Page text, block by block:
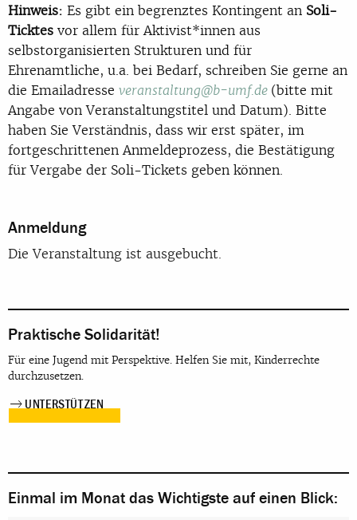
Hinweis: Es gibt ein begrenztes Kontingent an Soli-
Ticktes vor allem für Aktivist*innen aus
selbstorganisierten Strukturen und für
Ehrenamtliche, u.a. bei Bedarf, schreiben Sie gerne an
die Emailadresse veranstaltung@b-umf.de (bitte mit
Angabe von Veranstaltungstitel und Datum). Bitte
haben Sie Verständnis, dass wir erst später, im
fortgeschrittenen Anmeldeprozess, die Bestätigung
für Vergabe der Soli-Tickets geben können.
Anmeldung
Die Veranstaltung ist ausgebucht.
Praktische Solidarität!
Für eine Jugend mit Perspektive. Helfen Sie mit, Kinderrechte
durchzusetzen.
UNTERSTÜTZEN
Einmal im Monat das Wichtigste auf einen Blick: